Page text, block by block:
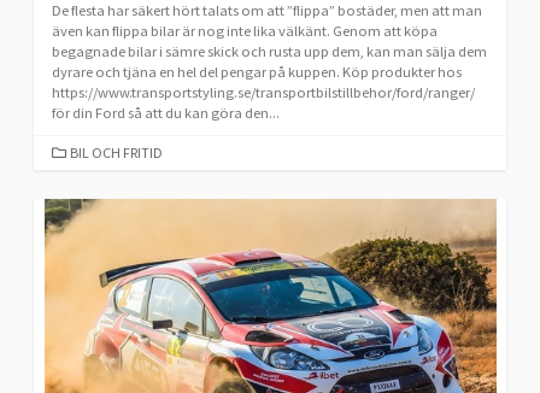
De flesta har säkert hört talats om att ”flippa” bostäder, men att man
även kan flippa bilar är nog inte lika välkänt. Genom att köpa
begagnade bilar i sämre skick och rusta upp dem, kan man sälja dem
dyrare och tjäna en hel del pengar på kuppen. Köp produkter hos
https://www.transportstyling.se/transportbilstillbehor/ford/ranger/
för din Ford så att du kan göra den...
CATEGORIES
BIL OCH FRITID